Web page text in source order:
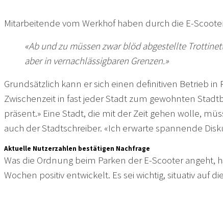
Mitarbeitende vom Werkhof haben durch die E-
«Ab und zu müssen zwar blöd abgestellte
aber in vernachlässigbaren Grenzen.»
Grundsätzlich kann er sich einen definitiven Betrieb
Zwischenzeit in fast jeder Stadt zum gewohnten
präsent.» Eine Stadt, die mit der Zeit gehen wolle,
auch der Stadtschreiber. «Ich erwarte spannende
Aktuelle Nutzerzahlen bestätigen Nachfrage
Was die Ordnung beim Parken der E-Scooter
Wochen positiv entwickelt. Es sei wichtig, situativ auf